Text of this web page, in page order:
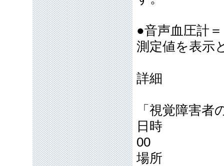
●音声血圧計
測定値を表示
詳細
「視覚障害
日時 2025
00
場所 「県